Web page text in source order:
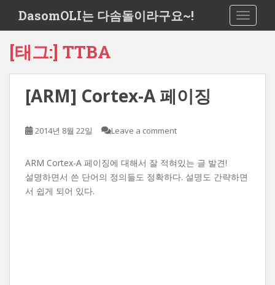
i
DasomOLI는 다솜돌이라구요~!
[태그:] TTBA
[ARM] Cortex-A 페이징
2014년 8월 22일 Leave a comment
ARM Cortex-A 페이징에 대해서 잘 적혀있는 글 발견!
설명하면서 쓴 단어의 정의들도 정확하다. 설명도 간략하면
서 쉽게 되어 있다.